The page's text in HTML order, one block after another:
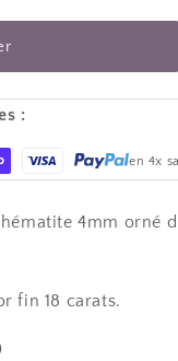
:
en 4x
4mm orné
fin 18 carats.